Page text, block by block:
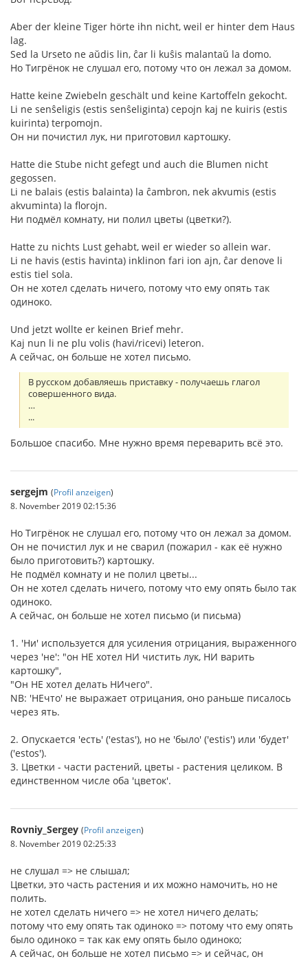
Aber der kleine Tiger hörte ihn nicht, weil er hinter dem Haus
lag.
Sed la Urseto ne aŭdis lin, ĉar li kuŝis malantaŭ la domo.
Но Тигрёнок не слушал его, потому что он лежал за домом.
Hatte keine Zwiebeln geschält und keine Kartoffeln gekocht.
Li ne senŝeligis (estis senŝeliginta) cepojn kaj ne kuiris (estis
kuirinta) terpomojn.
Он ни почистил лук, ни приготовил картошку.
Hatte die Stube nicht gefegt und auch die Blumen nicht
gegossen.
Li ne balais (estis balainta) la ĉambron, nek akvumis (estis
akvuminta) la florojn.
Ни подмёл комнату, ни полил цветы (цветки?).
Hatte zu nichts Lust gehabt, weil er wieder so allein war.
Li ne havis (estis havinta) inklinon fari ion ajn, ĉar denove li
estis tiel sola.
Он не хотел сделать ничего, потому что ему опять так
одиноко.
Und jetzt wollte er keinen Brief mehr.
Kaj nun li ne plu volis (havi/ricevi) leteron.
А сейчас, он больше не хотел письмо.
В русском добавляешь приставку - получаешь глагол
совершенного вида.
…
...
Большое спасибо. Мне нужно время переварить всё это.
sergejm (Profil anzeigen)
8. November 2019 02:15:36
Но Тигрёнок не слушал его, потому что он лежал за домом.
Он не почистил лук и не сварил (пожарил - как её нужно
было приготовить?) картошку.
Не подмёл комнату и не полил цветы...
Он не хотел сделать ничего, потому что ему опять было так
одиноко.
А сейчас, он больше не хотел письмо (и письма)
1. 'Ни' используется для усиления отрицания, выраженного
через 'не': "он НЕ хотел НИ чистить лук, НИ варить
картошку",
"Он НЕ хотел делать НИчего".
NB: 'НЕчто' не выражает отрицания, оно раньше писалось
через ять.
2. Опускается 'есть' ('estas'), но не 'было' ('estis') или 'будет'
('estos').
3. Цветки - части растений, цветы - растения целиком. В
единственном числе оба 'цветок'.
Rovniy_Sergey (Profil anzeigen)
8. November 2019 02:25:33
не слушал => не слышал;
Цветки, это часть растения и их можно намочить, но не
полить.
не хотел сделать ничего => не хотел ничего делать;
потому что ему опять так одиноко => потому что ему опять
было одиноко = так как ему опять было одиноко;
А сейчас, он больше не хотел письмо => и сейчас, он